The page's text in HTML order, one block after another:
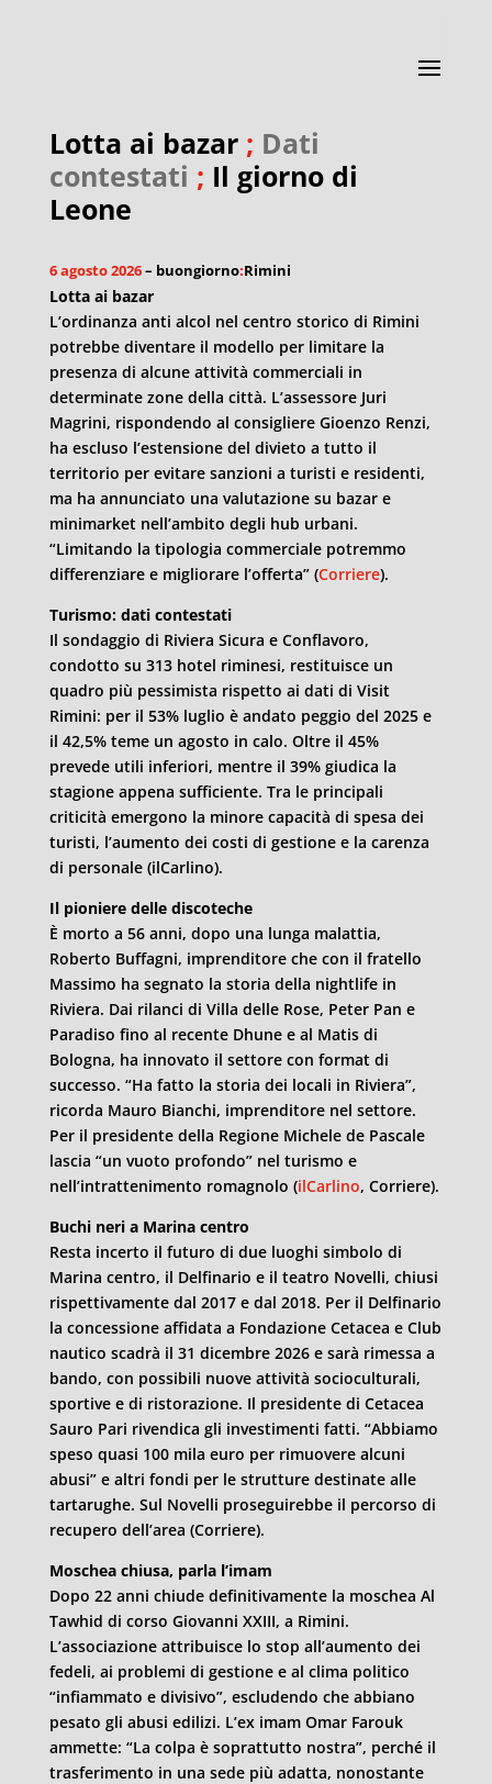
Lotta ai bazar; Dati
contestati ; Il giorno di
Leone
6 agosto 2026– buongiorno:Rimini
Lotta ai bazar
L’ordinanza anti alcol nel centro storico di Rimini
potrebbe diventare il modello per limitare la
presenza di alcune attività commerciali in
determinate zone della città. L’assessore Juri
Magrini, rispondendo al consigliere Gioenzo Renzi,
ha escluso l’estensione del divieto a tutto il
territorio per evitare sanzioni a turisti e residenti,
ma ha annunciato una valutazione su bazar e
minimarket nell’ambito degli hub urbani.
“Limitando la tipologia commerciale potremmo
differenziare e migliorare l’offerta” (Corriere).
Turismo: dati contestati
Il sondaggio di Riviera Sicura e Conflavoro,
condotto su 313 hotel riminesi, restituisce un
quadro più pessimista rispetto ai dati di Visit
Rimini: per il 53% luglio è andato peggio del 2025 e
il 42,5% teme un agosto in calo. Oltre il 45%
prevede utili inferiori, mentre il 39% giudica la
stagione appena sufficiente. Tra le principali
criticità emergono la minore capacità di spesa dei
turisti, l’aumento dei costi di gestione e la carenza
di personale (ilCarlino).
Il pioniere delle discoteche
È morto a 56 anni, dopo una lunga malattia,
Roberto Buffagni, imprenditore che con il fratello
Massimo ha segnato la storia della nightlife in
Riviera. Dai rilanci di Villa delle Rose, Peter Pan e
Paradiso fino al recente Dhune e al Matis di
Bologna, ha innovato il settore con format di
successo. “Ha fatto la storia dei locali in Riviera”,
ricorda Mauro Bianchi, imprenditore nel settore.
Per il presidente della Regione Michele de Pascale
lascia “un vuoto profondo” nel turismo e
nell’intrattenimento romagnolo (ilCarlino, Corriere).
Buchi neri a Marina centro
Resta incerto il futuro di due luoghi simbolo di
Marina centro, il Delfinario e il teatro Novelli, chiusi
rispettivamente dal 2017 e dal 2018. Per il Delfinario
la concessione affidata a Fondazione Cetacea e Club
nautico scadrà il 31 dicembre 2026 e sarà rimessa a
bando, con possibili nuove attività socioculturali,
sportive e di ristorazione. Il presidente di Cetacea
Sauro Pari rivendica gli investimenti fatti. “Abbiamo
speso quasi 100 mila euro per rimuovere alcuni
abusi” e altri fondi per le strutture destinate alle
tartarughe. Sul Novelli proseguirebbe il percorso di
recupero dell’area (Corriere).
Moschea chiusa, parla l’imam
Dopo 22 anni chiude definitivamente la moschea Al
Tawhid di corso Giovanni XXIII, a Rimini.
L’associazione attribuisce lo stop all’aumento dei
fedeli, ai problemi di gestione e al clima politico
“infiammato e divisivo”, escludendo che abbiano
pesato gli abusi edilizi. L’ex imam Omar Farouk
ammette: “La colpa è soprattutto nostra”, perché il
trasferimento in una sede più adatta, nonostante